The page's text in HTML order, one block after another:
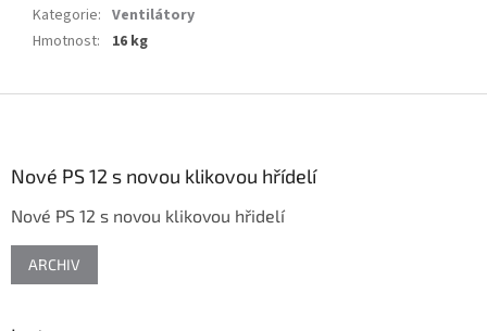
Kategorie: Ventilátory
Hmotnost: 16 kg
Nové PS 12 s novou klikovou hřídelí
Nové PS 12 s novou klikovou hřidelí
ARCHIV